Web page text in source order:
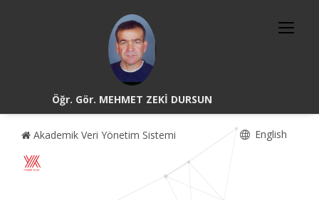
Öğr. Gör. MEHMET ZEKİ DURSUN
Akademik Veri Yönetim Sistemi English